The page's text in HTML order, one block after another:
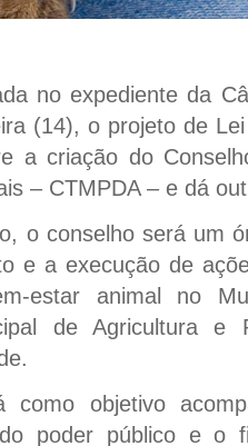
no expediente da
(14), o projeto de
a criação do
– CTMPDA – e dá
o conselho será um
e a execução de
estar animal no
de Agricultura e
como objetivo
poder público e o